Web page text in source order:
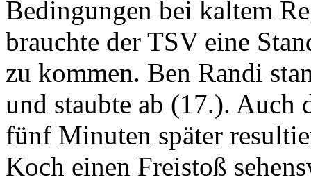
Bedingungen bei kaltem
brauchte der TSV eine
zu kommen. Ben Randi
und staubte ab (17.). Auch
fünf Minuten später
Koch einen Freistoß